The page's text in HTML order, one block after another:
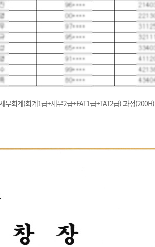
회계(회계1급+세무2급+FAT1급+TAT2급) 과정(200H)